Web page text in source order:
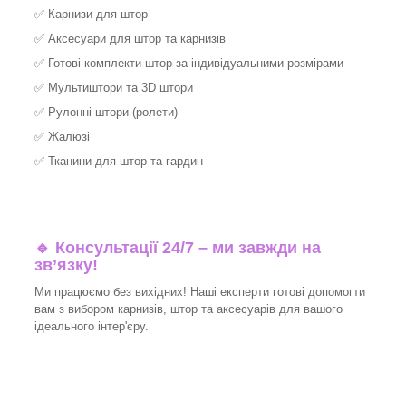
✅ Карнизи для штор
✅ Аксесуари для штор та карнизів
✅ Готові комплекти штор за індивідуальними розмірами
✅ Мультиштори та 3D штори
✅ Рулонні штори (ролети)
✅ Жалюзі
✅ Тканини для штор та гардин
🔹 Консультації 24/7 – ми завжди на
зв’язку!
Ми працюємо без вихідних! Наші експерти готові допомогти
вам з вибором карнизів, штор та аксесуарів для вашого
ідеального інтер'єру.​